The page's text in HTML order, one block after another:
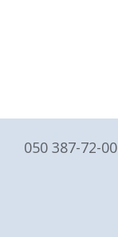
050 387-72-00